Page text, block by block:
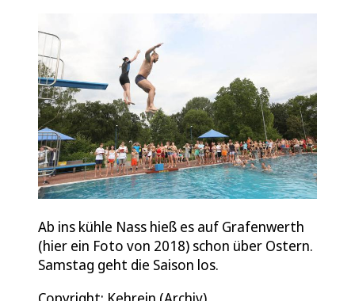
Ab ins kühle Nass hieß es auf Grafenwerth
(hier ein Foto von 2018) schon über Ostern.
Samstag geht die Saison los.